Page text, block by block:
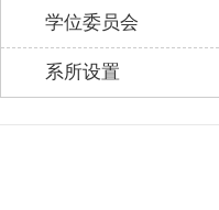
学位委员会
系所设置